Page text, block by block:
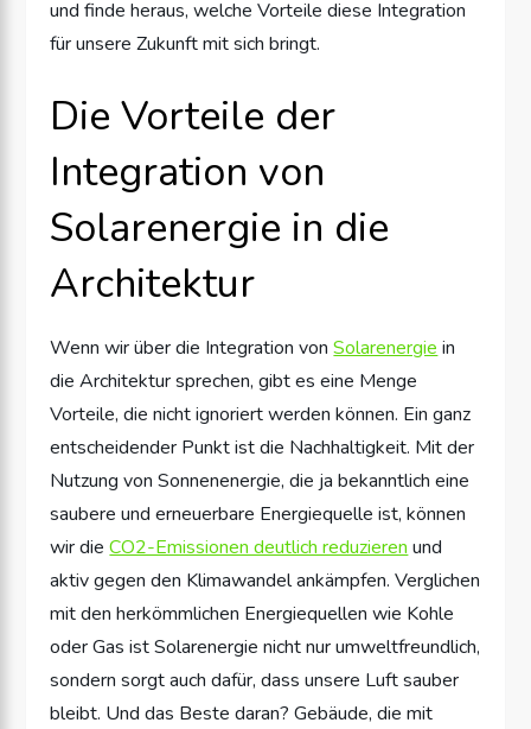
und finde heraus, welche Vorteile diese Integration
für unsere Zukunft mit sich bringt.
Die Vorteile der
Integration von
Solarenergie in die
Architektur
Wenn wir über die Integration vonSolarenergiein
die Architektur sprechen, gibt es eine Menge
Vorteile, die nicht ignoriert werden können. Ein ganz
entscheidender Punkt ist die Nachhaltigkeit. Mit der
Nutzung von Sonnenenergie, die ja bekanntlich eine
saubere und erneuerbare Energiequelle ist, können
wir dieCO2-Emissionen deutlich reduzierenund
aktiv gegen den Klimawandel ankämpfen. Verglichen
mit den herkömmlichen Energiequellen wie Kohle
oder Gas ist Solarenergie nicht nur umweltfreundlich,
sondern sorgt auch dafür, dass unsere Luft sauber
bleibt. Und das Beste daran? Gebäude, die mit